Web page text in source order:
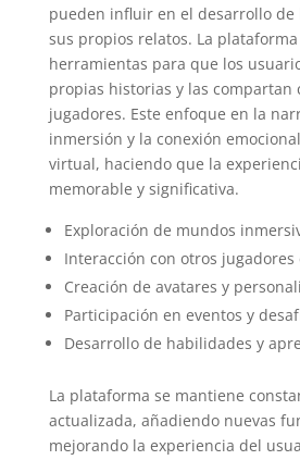
pueden influir en el desarrollo de
sus propios relatos. La
herramientas para que los
propias historias y las compartan
jugadores. Este enfoque en la
inmersión y la conexión
virtual, haciendo que la
memorable y significativa.
Exploración de mundos
Interacción con otros
Creación de avatares y
Participación en eventos y
Desarrollo de habilidades y
La plataforma se mantiene
actualizada, añadiendo nuevas
mejorando la experiencia del